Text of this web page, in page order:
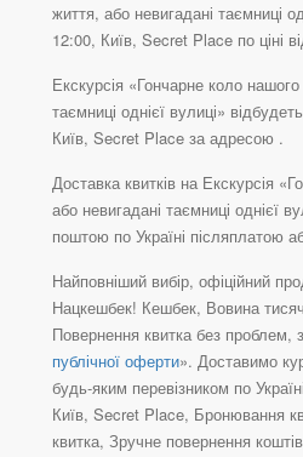
життя, або невигадані таємниці
12:00, Київ, Secret Place по ціні
Екскурсія «Гончарне коло
таємниці однієї вулиці»
Київ, Secret Place за адресою .
Доставка квитків на Екскурсія
або невигадані таємниці однієї
поштою по Україні післяплатою
Найповніший вибір, офіційний
Нацкешбек! Кешбек, Вовина
Повернення квитка без проблем,
публічної оферти». Доставимо
будь-яким перевізником по
Київ, Secret Place, Бронювання
квитка, Зручне повернення